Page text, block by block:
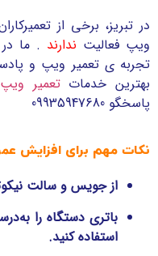
در تبریز، برخی از
ویپ فعالیت ندارند
تجربه ی تعمیر ویپ و
بهترین خدماتتعمیر ویپ
پاسخگو 09935947680
نکات مهم برای افزایش
از جویس و سالت
باتری دستگاه را
استفاده کنید.